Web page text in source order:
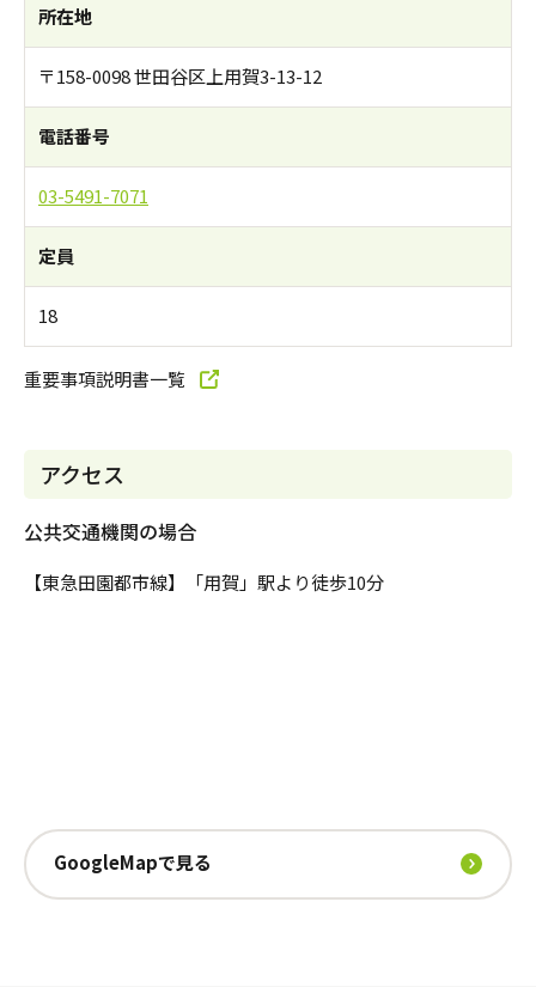
所在地
〒158-0098 世田谷区上用賀3-13-12
電話番号
03-5491-7071
定員
18
重要事項説明書一覧
アクセス
公共交通機関の場合
【東急田園都市線】「用賀」駅より徒歩10分
GoogleMapで見る